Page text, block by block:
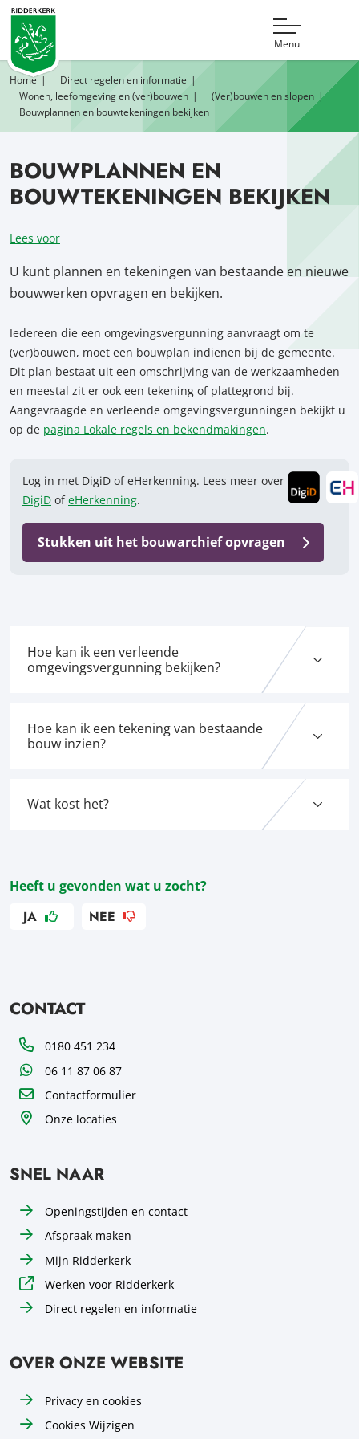
Menu
Home
Direct regelen en informatie
Wonen, leefomgeving en (ver)bouwen
(Ver)bouwen en slopen
Bouwplannen en bouwtekeningen bekijken
BOUWPLANNEN EN
BOUWTEKENINGEN BEKIJKEN
Lees voor
U kunt plannen en tekeningen van bestaande en nieuwe
bouwwerken opvragen en bekijken.
Iedereen die een omgevingsvergunning aanvraagt om te
(ver)bouwen, moet een bouwplan indienen bij de gemeente.
Dit plan bestaat uit een omschrijving van de werkzaamheden
en meestal zit er ook een tekening of plattegrond bij.
Aangevraagde en verleende omgevingsvergunningen bekijkt u
op de pagina Lokale regels en bekendmakingen.
Log in met DigiD of eHerkenning. Lees meer over
DigiD ofeHerkenning.
Stukken uit het bouwarchief opvragen
Hoe kan ik een verleende
omgevingsvergunning bekijken?
Hoe kan ik een tekening van bestaande
bouw inzien?
Wat kost het?
Heeft u gevonden wat u zocht?
JA NEE
CONTACT
Telefoon0180 451 234
WhatsApp06 11 87 06 87
Contactformulier
Onze locaties
SNEL NAAR
Openingstijden en contact
Afspraak maken
Mijn Ridderkerk
Werken voor Ridderkerk
Direct regelen en informatie
OVER ONZE WEBSITE
Privacy en cookies
Cookies Wijzigen